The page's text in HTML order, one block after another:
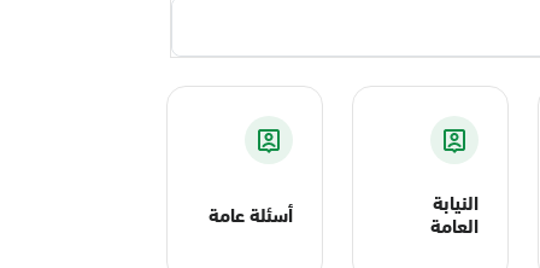
النيابة
العامة أسئلة عامة